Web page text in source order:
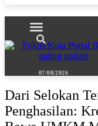
07/08/2026
Dari Selokan
Penghasilan: